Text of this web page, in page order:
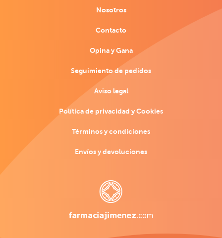
Nosotros
Contacto
Opina y Gana
Seguimiento de pedidos
Aviso legal
Política de privacidad y Cookies
Términos y condiciones
Envíos y devoluciones